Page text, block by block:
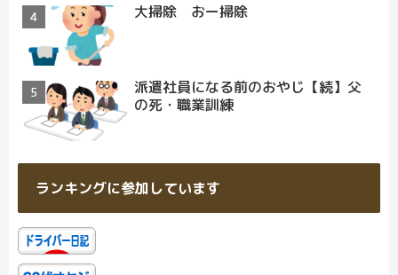
大掃除 おー掃除
派遣社員になる前のおやじ【続】父
の死・職業訓練
ランキングに参加しています